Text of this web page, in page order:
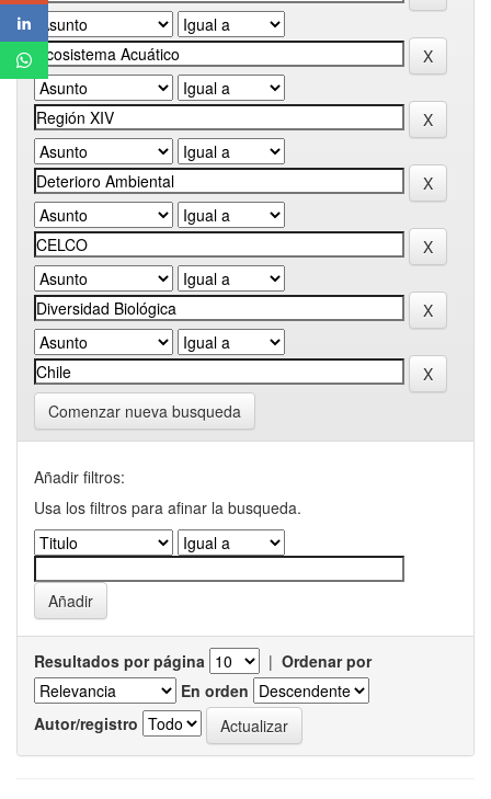
Comenzar nueva busqueda
Añadir filtros:
Usa los filtros para afinar la busqueda.
Resultados por página | Ordenar por
En orden
Autor/registro